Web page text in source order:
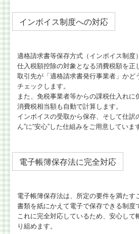
インボイス制度への対応
適格請求書等保存方式（インボイス制度
仕入税額控除の対象となる消費税額を正
取引先が「適格請求書発行事業者」かど
チェックします。
また、免税事業者等からの課税仕入れに
消費税相当額も自動で計算します。
インボイスの受取から保存、そして仕訳
ん”に“安心”した仕組みをご用意していま
電子帳簿保存法に完全対応
電子帳簿保存法は、所定の要件を満たす
書類を紙にかえて電子で保存できる制度
これに完全対応しているため、安心して
り組めます。